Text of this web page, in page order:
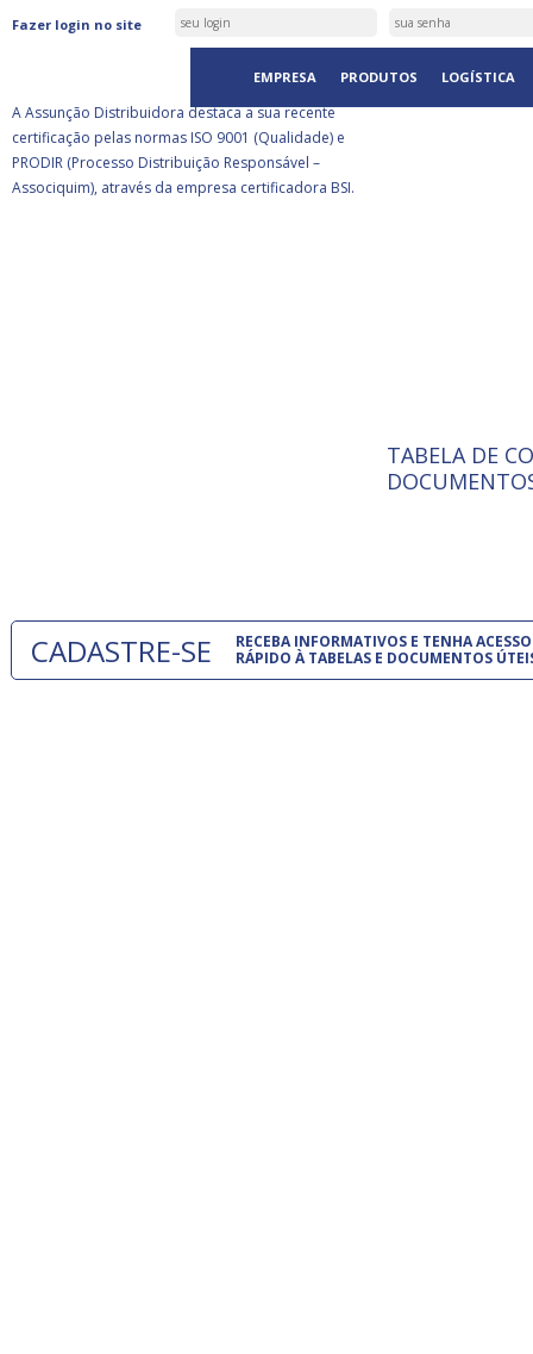
Fazer login no site
EMPRESA PRODUTOS LOGÍSTICA
ASSUNÇÃO DISTRIBUIDORA É
CERTIFICADA PELA BSI
A Assunção Distribuidora destaca a sua recente
certificação pelas normas ISO 9001 (Qualidade) e
PRODIR (Processo Distribuição Responsável –
Associquim), através da empresa certificadora BSI.
ISO 9001:
A
TABELA DE
CADASTRE-SE
RECEBA INFORMATIVOS E TENHA ACESSO
RÁPIDO À TABELAS E DOCUMENTOS